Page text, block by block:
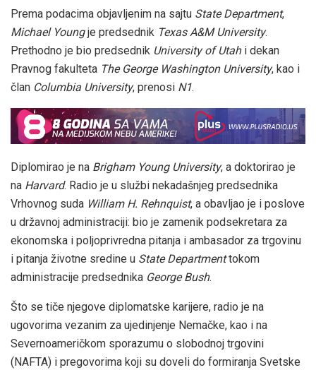
Prema podacima objavljenim na sajtu State Department,
Michael Youngje predsednik Texas A&M University.
Prethodno je bio predsednik University of Utahi dekan
Pravnog fakulteta The George Washington University, kao i
član Columbia University, prenosi N1.
Diplomirao je na Brigham Young University, a doktorirao je
na Harvard. Radio je u službi nekadašnjeg predsednika
Vrhovnog suda William H. Rehnquist, a obavljao je i poslove
u državnoj administraciji: bio je zamenik podsekretara za
ekonomska i poljoprivredna pitanja i ambasador za trgovinu
i pitanja životne sredine u State Departmenttokom
administracije predsednika George Bush.
Što se tiče njegove diplomatske karijere, radio je na
ugovorima vezanim za ujedinjenje Nemačke, kao i na
Severnoameričkom sporazumu o slobodnoj trgovini
(NAFTA) i pregovorima koji su doveli do formiranja Svetske